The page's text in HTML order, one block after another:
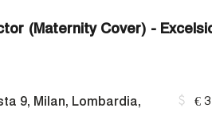
(Maternity Cover) -
9, Milan, Lombardia,
€